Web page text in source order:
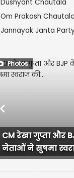
Dushyant Chautala
Om Prakash Chautala
Jannayak Janta
Photos
CM रेखा गुप्ता और
नेताओं ने सुषमा
Previous